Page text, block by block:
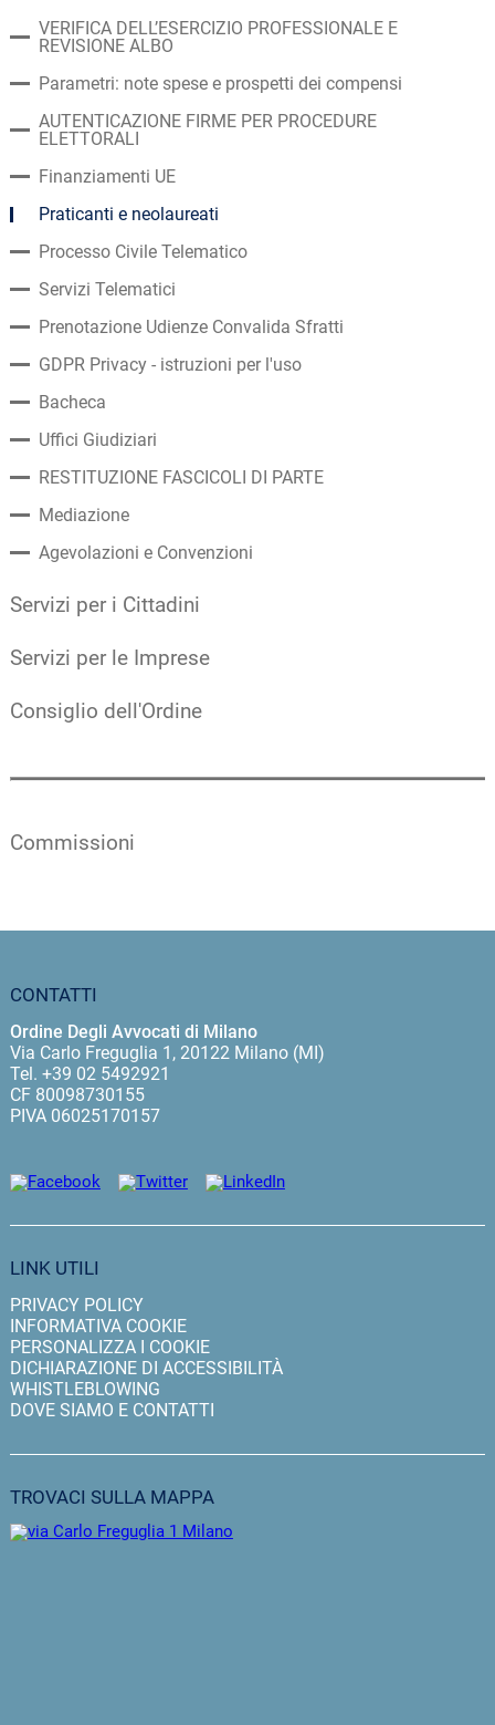
VERIFICA DELL’ESERCIZIO PROFESSIONALE E
REVISIONE ALBO
Parametri: note spese e prospetti dei compensi
AUTENTICAZIONE FIRME PER PROCEDURE
ELETTORALI
Finanziamenti UE
Praticanti e neolaureati
Processo Civile Telematico
Servizi Telematici
Prenotazione Udienze Convalida Sfratti
GDPR Privacy - istruzioni per l'uso
Bacheca
Uffici Giudiziari
RESTITUZIONE FASCICOLI DI PARTE
Mediazione
Agevolazioni e Convenzioni
Servizi per i Cittadini
Servizi per le Imprese
Consiglio dell'Ordine
Commissioni
CONTATTI
Ordine Degli Avvocati di Milano
Via Carlo Freguglia 1, 20122 Milano (MI)
Tel. +39 02 5492921
CF 80098730155
PIVA 06025170157
LINK UTILI
PRIVACY POLICY
INFORMATIVA COOKIE
PERSONALIZZA I COOKIE
DICHIARAZIONE DI ACCESSIBILITÀ
WHISTLEBLOWING
DOVE SIAMO E CONTATTI
TROVACI SULLA MAPPA